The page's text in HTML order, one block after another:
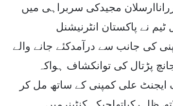
مجیدکی سربراہی میں
نے پاکستان انٹرنیشنل
کی جانب سے درآمدکئے جانے والے
پڑتال کی توانکشاف ہواکہ
ایجنٹ علی کمپنی کے ساتھ مل کر